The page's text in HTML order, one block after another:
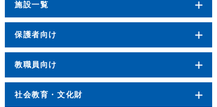
施設一覧
保護者向け
教職員向け
社会教育・文化財